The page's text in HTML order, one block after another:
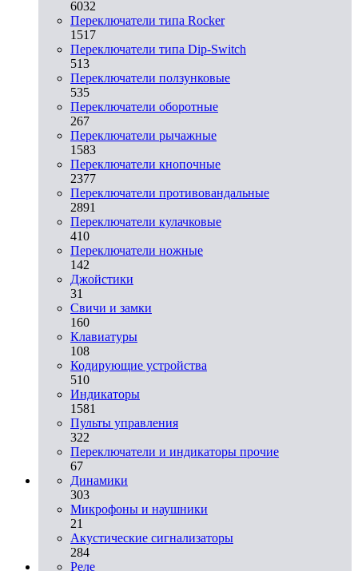
6032
Переключатели типа Rocker
1517
Переключатели типа Dip-Switch
513
Переключатели ползунковые
535
Переключатели оборотные
267
Переключатели рычажные
1583
Переключатели кнопочные
2377
Переключатели противовандальные
2891
Переключатели кулачковые
410
Переключатели ножные
142
Джойстики
31
Свичи и замки
160
Клавиатуры
108
Кодирующие устройства
510
Индикаторы
1581
Пульты управления
322
Переключатели и индикаторы прочие
67
Динамики
303
Микрофоны и наушники
21
Акустические сигнализаторы
284
Реле